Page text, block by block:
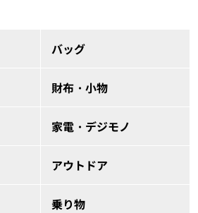
バッグ
財布・小物
家電・デジモノ
アウトドア
乗り物